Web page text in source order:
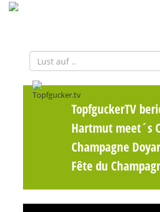
TopfguckerTV
Hartmut meet´s
Champagne
Fête du